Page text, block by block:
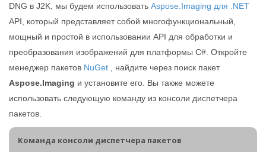
DNG в J2K, мы будем использовать Aspose.Imaging для .NET
API, который представляет собой многофункциональный,
мощный и простой в использовании API для обработки и
преобразования изображений для платформы C#. Откройте
менеджер пакетов NuGet , найдите через поиск пакет
Aspose.Imaging и установите его. Вы также можете
использовать следующую команду из консоли диспетчера
пакетов.
Команда консоли диспетчера пакетов